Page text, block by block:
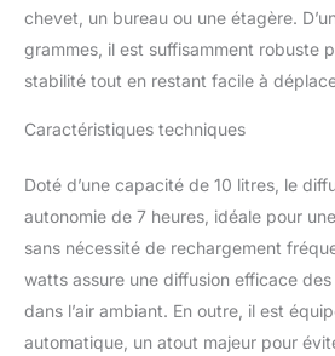
les espaces de taille
maison et fournit des huiles
d'aromathérapie et des
bien-être dans chaque coin de
toute la journée : profitez de
de la journée et de la nuit. Le
dispose d'un réservoir plein
7 heures, assurant une
être. Du matin au coucher,
parfums relaxants ou
rehaussent votre
chevet, un bureau ou une étagère.
grammes, il est suffisamment robuste
stabilité tout en restant facile à
Caractéristiques techniques
Doté d’une capacité de 10 litres, le
autonomie de 7 heures, idéale pour
sans nécessité de rechargement
watts assure une diffusion efficace des
dans l’air ambiant. En outre, il est
automatique, un atout majeur pour